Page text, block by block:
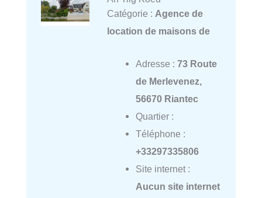
Catégorie : Agence de
location de maisons de
Adresse : 73 Route
de Merlevenez,
56670 Riantec
Quartier :
Téléphone :
+33297335806
Site internet :
Aucun site internet